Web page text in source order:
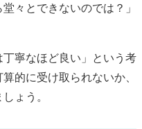
々とできないのでは？」
丁寧なほど良い」という考
的に受け取られないか、
ょう。